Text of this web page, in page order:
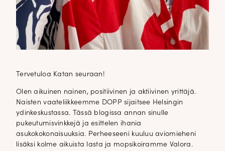
Tervetuloa Katan seuraan!
Olen aikuinen nainen, positiivinen ja aktiivinen yrittäjä.
Naisten vaateliikkeemme DOPP sijaitsee Helsingin
ydinkeskustassa. Tässä blogissa annan sinulle
pukeutumisvinkkejä ja esittelen ihania
asukokokonaisuuksia. Perheeseeni kuuluu aviomieheni
lisäksi kolme aikuista lasta ja mopsikoiramme Valora.